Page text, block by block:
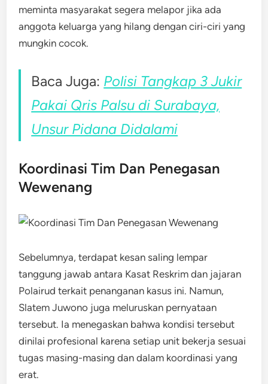
meminta masyarakat segera melapor jika ada
anggota keluarga yang hilang dengan ciri-ciri yang
mungkin cocok.
Baca Juga: Polisi Tangkap 3 Jukir
Pakai Qris Palsu di Surabaya,
Unsur Pidana Didalami
Koordinasi Tim Dan Penegasan
Wewenang
Sebelumnya, terdapat kesan saling lempar
tanggung jawab antara Kasat Reskrim dan jajaran
Polairud terkait penanganan kasus ini. Namun,
Slatem Juwono juga meluruskan pernyataan
tersebut. Ia menegaskan bahwa kondisi tersebut
dinilai profesional karena setiap unit bekerja sesuai
tugas masing-masing dan dalam koordinasi yang
erat.